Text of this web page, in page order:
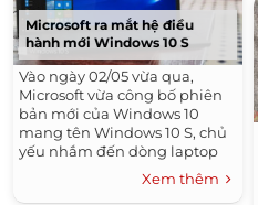
Microsoft ra mắt hệ điều
hành mới Windows 10 S
Vào ngày 02/05 vừa qua,
Microsoft vừa công bố phiên
bản mới của Windows 10
mang tên Windows 10 S, chủ
yếu nhắm đến dòng laptop
cá nhân dành cho ngành giáo
Xem thêm